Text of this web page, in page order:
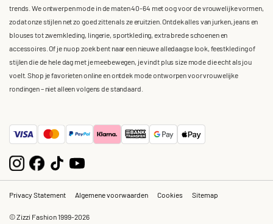
trends. We ontwerpen mode in de maten 40-64 met oog voor de vrouwelijke vormen,
zodat onze stijlen net zo goed zitten als ze eruitzien. Ontdek alles van jurken, jeans en
blouses tot zwemkleding, lingerie, sportkleding, extra brede schoenen en
accessoires. Of je nu op zoek bent naar een nieuwe alledaagse look, feestkleding of
stijlen die de hele dag met je meebewegen, je vindt plus size mode die echt als jou
voelt. Shop je favorieten online en ontdek mode ontworpen voor vrouwelijke
rondingen – niet alleen volgens de standaard.
Privacy Statement Algemene voorwaarden Cookies Sitemap
© Zizzi Fashion 1999-2026